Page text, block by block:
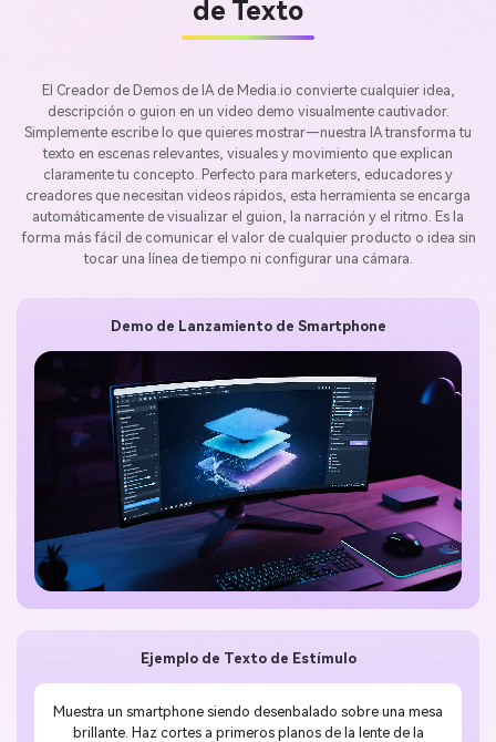
de Texto
El Creador de Demos de IA de Media.io convierte cualquier idea,
descripción o guion en un video demo visualmente cautivador.
Simplemente escribe lo que quieres mostrar—nuestra IA transforma tu
texto en escenas relevantes, visuales y movimiento que explican
claramente tu concepto. Perfecto para marketers, educadores y
creadores que necesitan videos rápidos, esta herramienta se encarga
automáticamente de visualizar el guion, la narración y el ritmo. Es la
forma más fácil de comunicar el valor de cualquier producto o idea sin
tocar una línea de tiempo ni configurar una cámara.
Ejemplo de Texto de Estímulo
Muestra un smartphone siendo desenbalado sobre una mesa
brillante. Haz cortes a primeros planos de la lente de la
Demo de Lanzamiento de Smartphone